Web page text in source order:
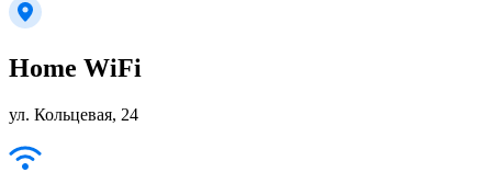
Home WiFi
ул. Кольцевая, 24